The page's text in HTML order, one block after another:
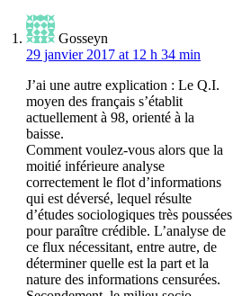
Gosseyn
29 janvier 2017 at 12 h 34 min
J’ai une autre explication : Le Q.I.
moyen des français s’établit
actuellement à 98, orienté à la
baisse.
Comment voulez-vous alors que la
moitié inférieure analyse
correctement le flot d’informations
qui est déversé, lequel résulte
d’études sociologiques très poussées
pour paraître crédible. L’analyse de
ce flux nécessitant, entre autre, de
déterminer quelle est la part et la
nature des informations censurées.